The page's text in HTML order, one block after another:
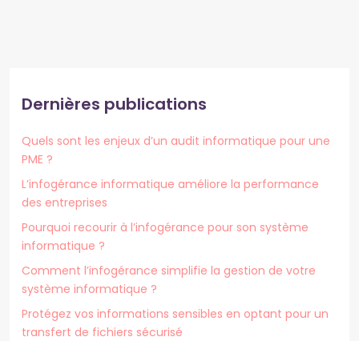
Dernières publications
Quels sont les enjeux d’un audit informatique pour une
PME ?
L’infogérance informatique améliore la performance
des entreprises
Pourquoi recourir à l’infogérance pour son système
informatique ?
Comment l’infogérance simplifie la gestion de votre
système informatique ?
Protégez vos informations sensibles en optant pour un
transfert de fichiers sécurisé